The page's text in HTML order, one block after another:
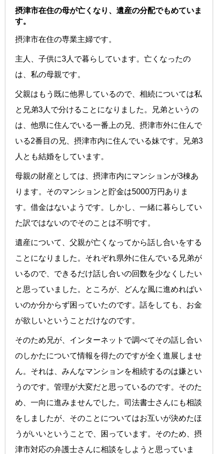
摂津市在住の母が亡くなり、遺産の分配でもめていま
す。
摂津市在住の専業主婦です。
主人、子供に3人で暮らしています。亡くなったの
は、私の母親です。
父親はもう既に他界しているので、相続については私
と兄弟3人で分けることになりました。兄弟というの
は、他県に住んでいる一番上の兄、摂津市外に住んで
いる2番目の兄、摂津市内に住んでいる妹です。兄弟3
人とも結婚をしています。
母親の財産としては、摂津市内にマンションが3棟あ
ります。そのマンションと貯金は5000万円ありま
す。借金はないようです。しかし、一緒に暮らしてい
た訳ではないのでそのことは不明です。
遺産について、父親が亡くなってから話し合いをする
ことになりました。それぞれ県外に住んでいる兄弟が
いるので、できるだけ話し合いの回数を少なくしたい
と思っていました。ところが、どんな風に進めればい
いのか分からず困っていたのです。話をしても、お金
が欲しいということだけなのです。
そのため兄が、インターネットで調べてその話し合い
のしかたについて情報を得たのですが全く進展しませ
ん。それは、みんなマンションを相続するのは嫌とい
うのです。管理が大変だと思っているのです。そのた
め、一向に進みませんでした。司法書士さんにも相談
をしましたが、そのことについてはお互いが決めたほ
うがいいということで、困っています。そのため、摂
津市対応の弁護士さんに相談をしようと思っていま